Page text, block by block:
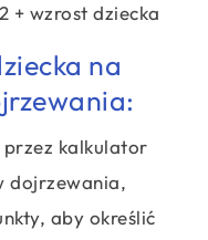
+ wzrost dziecka
na
kalkulator
dojrzewania,
aby określić